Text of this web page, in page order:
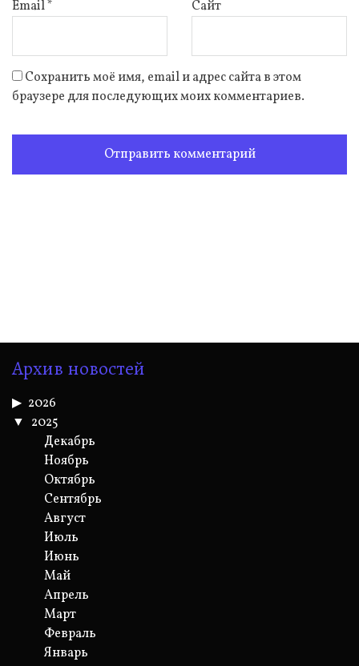
Email* Сайт
Сохранить моё имя, email и адрес сайта в этом
браузере для последующих моих комментариев.
Архив новостей
2026
2025
Декабрь
Ноябрь
Октябрь
Сентябрь
Август
Июль
Июнь
Май
Апрель
Март
Февраль
Январь